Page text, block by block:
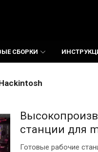
СБОРКИ
станции для
Готовые рабочие